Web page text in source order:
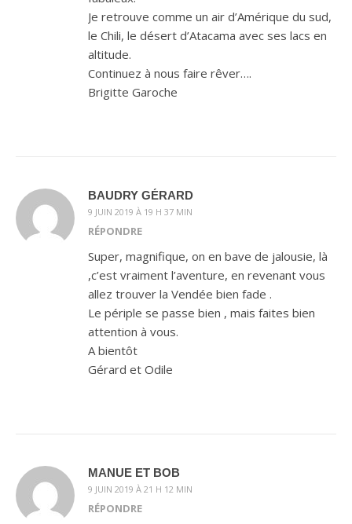
Je retrouve comme un air d’Amérique du sud,
le Chili, le désert d’Atacama avec ses lacs en
altitude.
Continuez à nous faire rêver….
Brigitte Garoche
BAUDRY GÉRARD
9 JUIN 2019 À 19 H 37 MIN
RÉPONDRE
Super, magnifique, on en bave de jalousie, là
,c’est vraiment l’aventure, en revenant vous
allez trouver la Vendée bien fade .
Le périple se passe bien , mais faites bien
attention à vous.
A bientôt
Gérard et Odile
MANUE ET BOB
9 JUIN 2019 À 21 H 12 MIN
RÉPONDRE